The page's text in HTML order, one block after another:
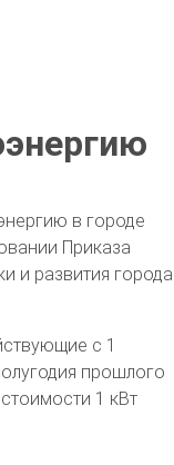
в городе
Приказа
и развития города
с 1
прошлого
1 кВт